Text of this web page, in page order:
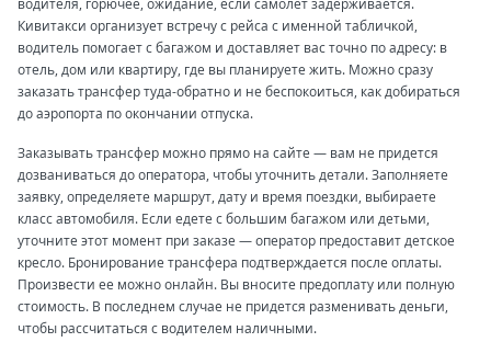
Кивитакси организует встречу с рейса с именной табличкой,
водитель помогает с багажом и доставляет вас точно по адресу: в
отель, дом или квартиру, где вы планируете жить. Можно сразу
заказать трансфер туда-обратно и не беспокоиться, как добираться
до аэропорта по окончании отпуска.
Заказывать трансфер можно прямо на сайте — вам не придется
дозваниваться до оператора, чтобы уточнить детали. Заполняете
заявку, определяете маршрут, дату и время поездки, выбираете
класс автомобиля. Если едете с большим багажом или детьми,
уточните этот момент при заказе — оператор предоставит детское
кресло. Бронирование трансфера подтверждается после оплаты.
Произвести ее можно онлайн. Вы вносите предоплату или полную
стоимость. В последнем случае не придется разменивать деньги,
чтобы рассчитаться с водителем наличными.